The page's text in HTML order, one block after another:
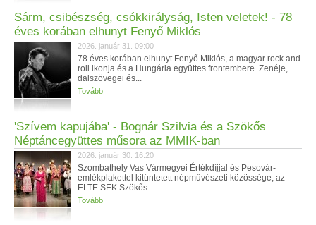
Sárm, csibészség, csókkirályság, Isten veletek! - 78
éves korában elhunyt Fenyő Miklós
2026. január 31. 09:00
78 éves korában elhunyt Fenyő Miklós, a magyar rock and
roll ikonja és a Hungária együttes frontembere. Zenéje,
dalszövegei és...
Tovább
'Szívem kapujába' - Bognár Szilvia és a Szökős
Néptáncegyüttes műsora az MMIK-ban
2026. január 30. 16:20
Szombathely Vas Vármegyei Értékdíjjal és Pesovár-
emlékplakettel kitüntetett népművészeti közössége, az
ELTE SEK Szökős...
Tovább